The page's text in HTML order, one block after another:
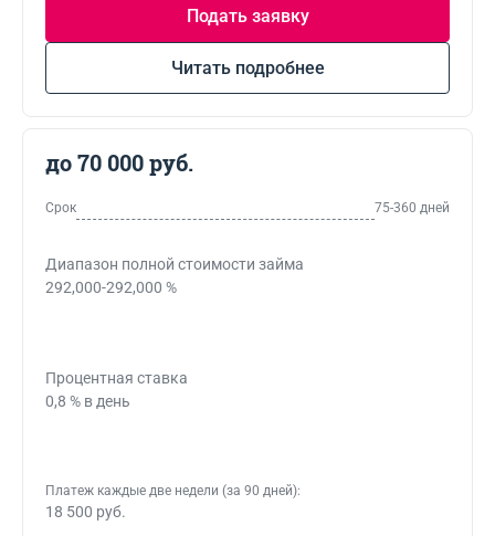
Подать заявку
Читать подробнее
до 70 000 руб.
Срок 75-360 дней
Диапазон полной стоимости займа
292,000-292,000 %
Процентная ставка
0,8 % в день
Платеж каждые две недели (за 90 дней):
18 500 руб.